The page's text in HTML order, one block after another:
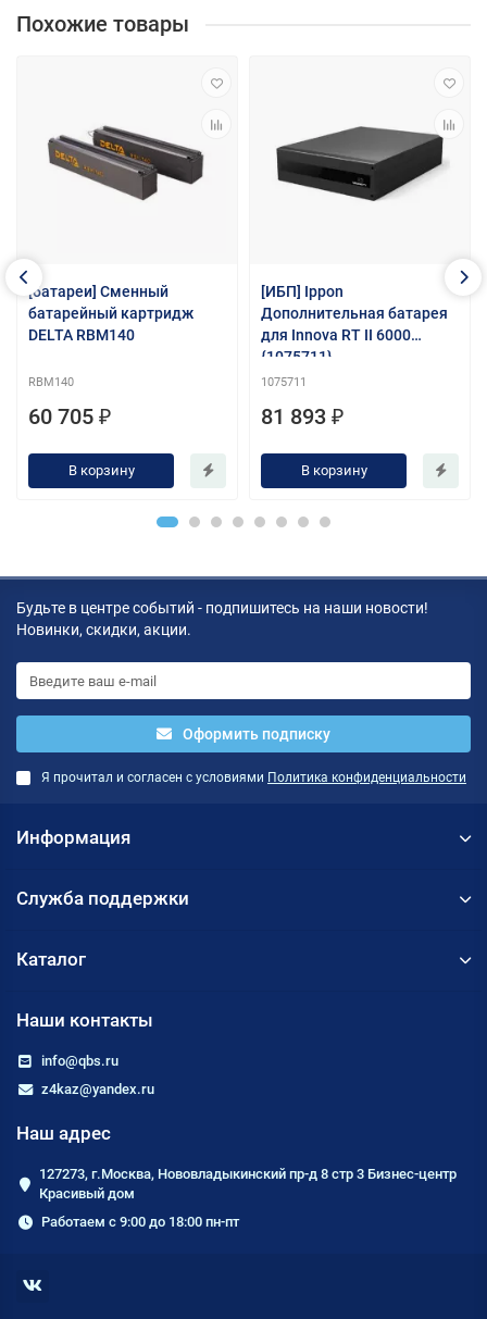
Похожие товары
[батареи] Сменный
батарейный картридж
DELTA RBM140
RBM140
60 705 ₽
В корзину
[ИБП] Ippon
Дополнительная батарея
для Innova RT II 6000
{1075711}
1075711
81 893 ₽
В корзину
Будьте в центре событий - подпишитесь на наши новости!
Новинки, скидки, акции.
Оформить подписку
Я прочитал и согласен с условиями Политика конфиденциальности
Информация
Служба поддержки
Каталог
Наши контакты
info@qbs.ru
z4kaz@yandex.ru
Наш адрес
127273, г.Москва, Нововладыкинский пр-д 8 стр 3 Бизнес-центр
Красивый дом
Работаем с 9:00 до 18:00 пн-пт